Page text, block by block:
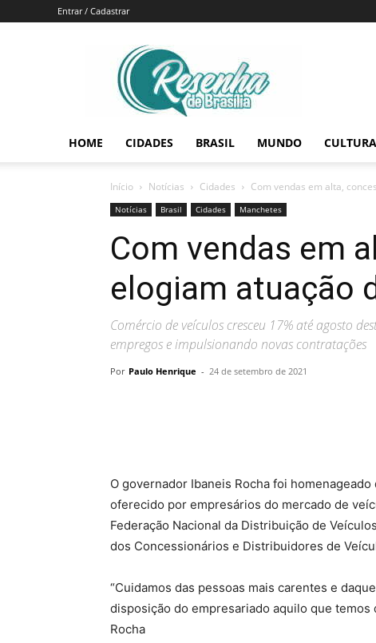
Entrar / Cadastrar
de
Brasília
HOME CIDADES BRASIL MUNDO CULTURA
Início Notícias Cidades Com vendas em alta,
Notícias Brasil Cidades Manchetes
Com vendas em
elogiam atuação
Comércio de veículos cresceu 17% até agosto
empregos e impulsionando novas contratações
Por Paulo Henrique - 24 de setembro de 2021
O governador Ibaneis Rocha foi
oferecido por empresários do mercado de
Federação Nacional da Distribuição de
dos Concessionários e Distribuidores de
“Cuidamos das pessoas mais carentes e
disposição do empresariado aquilo que
Rocha